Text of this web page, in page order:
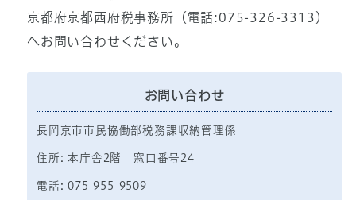
京都府京都西府税事務所（電話:075-326-3313）
へお問い合わせください。
お問い合わせ
長岡京市市民協働部税務課収納管理係
住所: 本庁舎2階 窓口番号24
電話: 075-955-9509